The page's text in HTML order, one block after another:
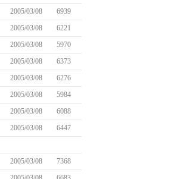
2005/03/08
6939
2005/03/08
6221
2005/03/08
5970
2005/03/08
6373
2005/03/08
6276
2005/03/08
5984
2005/03/08
6088
2005/03/08
6447
2005/03/08
7368